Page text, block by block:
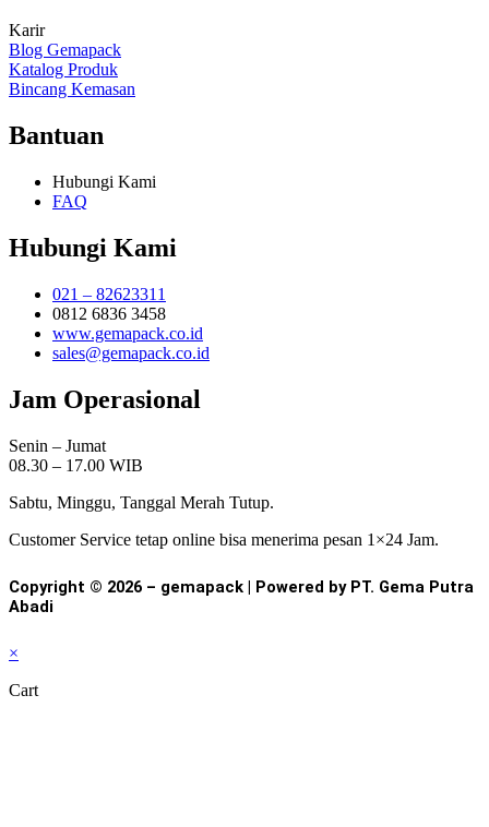
Karir
Blog Gemapack
Katalog Produk
Bincang Kemasan
Bantuan
Hubungi Kami
FAQ
Hubungi Kami
021 – 82623311
0812 6836 3458
www.gemapack.co.id
sales@gemapack.co.id
Jam Operasional
Senin – Jumat
08.30 – 17.00 WIB
Sabtu, Minggu, Tanggal Merah Tutup.
Customer Service tetap online bisa menerima pesan 1×24 Jam.
Copyright © 2026 – gemapack | Powered by PT. Gema Putra
Abadi
×
Cart